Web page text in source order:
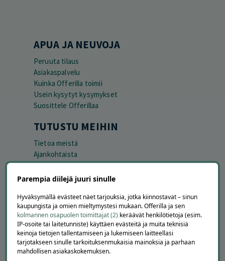
APUA JA NEUVOJA
Peruuta tilaus
Asiakaspalvelu
Kuinka Offerilla toimii
Usein kysytyt kysymykset
Suosittele Offerillaa
TUTUSTU MEIHIN
Tietoa meistä
Ajankohtaista
Tilaa uutiskirje
Avoimet työpaikat
YRITYKSILLE
Markkinoi Offerillassa
Vaikuttajayhteistyö
Partneriportaali
Parempia diilejä juuri sinulle
Hyväksymällä evästeet näet tarjouksia, jotka kiinnostavat – sinun
kaupungista ja omien mieltymystesi mukaan. Offerilla ja sen
kolmannen osapuolen toimittajat (2) keräävät henkilötietoja (esim.
IP-osoite tai laitetunniste) käyttäen evästeitä ja muita teknisiä
keinoja tietojen tallentamiseen ja lukemiseen laitteellasi
tarjotakseen sinulle tarkoituksenmukaisia mainoksia ja parhaan
mahdollisen asiakaskokemuksen.